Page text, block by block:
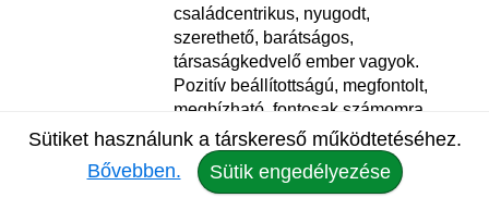
családcentrikus, nyugodt,
szerethető, barátságos,
társaságkedvelő ember vagyok.
Pozitív beállítottságú, megfontolt,
megbízható, fontosak számomra
az emberi értékek, amit szeretek
ha tiszteletben tartanak.
Ismerkedjünk, megmutatom
Sütiket használunk a társkereső működtetéséhez.
Bővebben.
Sütik engedélyezése